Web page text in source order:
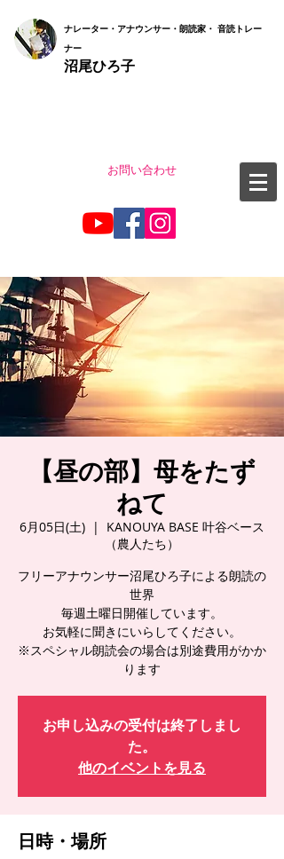
ナレーター・アナウンサー・朗読家・ 音読トレー
ナー
沼尾ひろ子
お問い合わせ
【昼の部】母をたず
ねて
6月05日(土)
  |
KANOUYA BASE 叶谷ベース
（農人たち）
フリーアナウンサー沼尾ひろ子による朗読の
世界
毎週土曜日開催しています。
お気軽に聞きにいらしてください。
※スペシャル朗読会の場合は別途費用がかか
ります
お申し込みの受付は終了しまし
た。
他のイベントを見る
日時・場所